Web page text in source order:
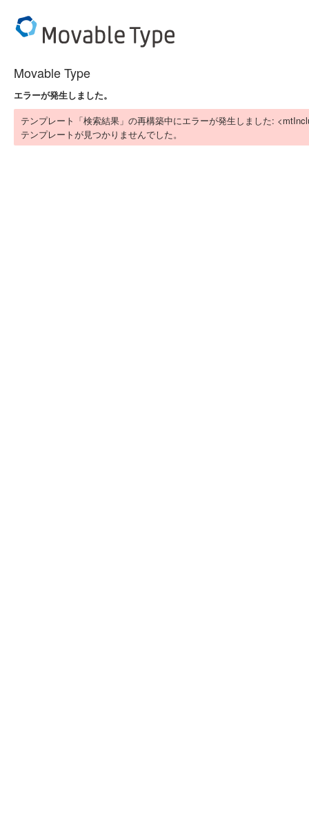
Movable Type
エラーが発生しました。
テンプレート「検索結果」の再構築中にエラーが発生しました:
テンプレートが見つかりませんでした。